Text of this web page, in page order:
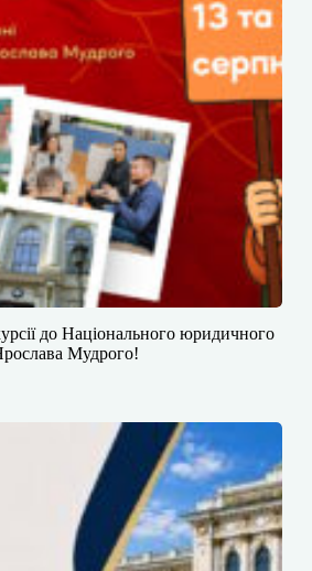
до Національного юридичного
Мудрого!